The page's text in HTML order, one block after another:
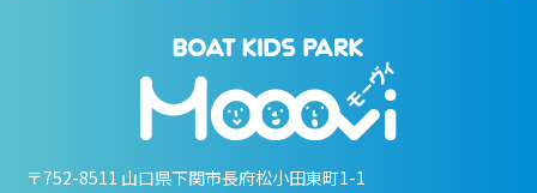
〒752-8511 山口県下関市長府松小田東町1-1